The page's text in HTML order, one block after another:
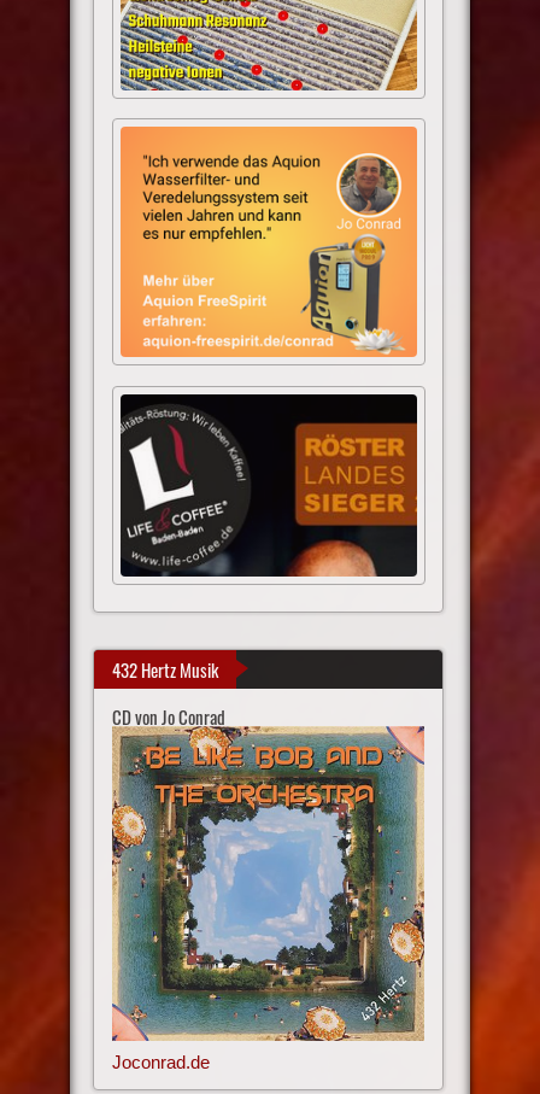
432 Hertz Musik
CD von Jo Conrad
Joconrad.de